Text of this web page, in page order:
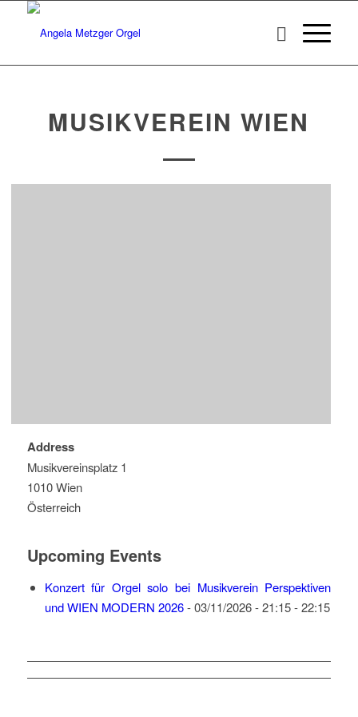
MUSIKVEREIN WIEN
Address
Musikvereinsplatz 1
1010 Wien
Österreich
Upcoming Events
Konzert für Orgel solo bei Musikverein Perspektiven
und WIEN MODERN 2026- 03/11/2026 - 21:15 - 22:15